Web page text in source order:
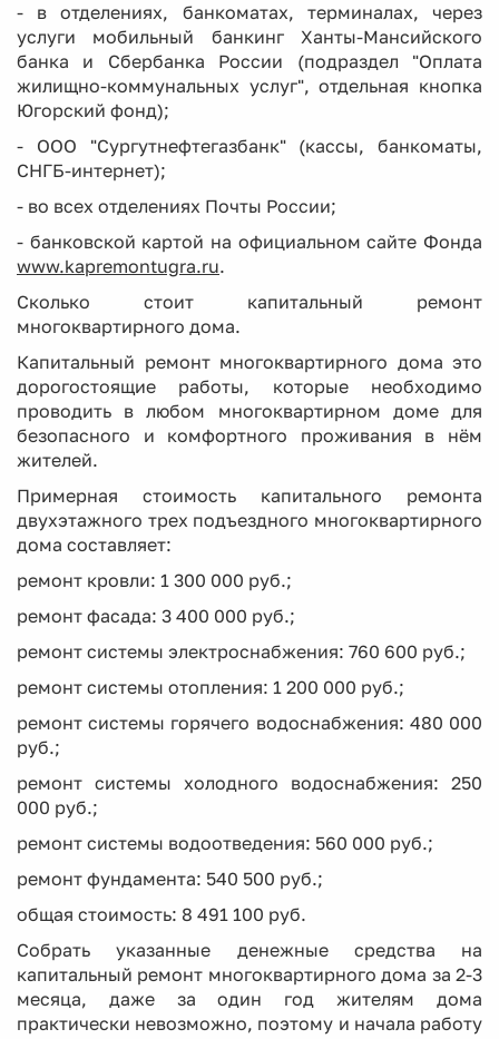
- в отделениях, банкоматах, терминалах, через
услуги мобильный банкинг Ханты-Мансийского
банка и Сбербанка России (подраздел "Оплата
жилищно-коммунальных услуг", отдельная кнопка
Югорский фонд);
- ООО "Сургутнефтегазбанк" (кассы, банкоматы,
СНГБ-интернет);
- во всех отделениях Почты России;
- банковской картой на официальном сайте Фонда
www.kapremontugra.ru.
Сколько стоит капитальный ремонт
многоквартирного дома.
Капитальный ремонт многоквартирного дома это
дорогостоящие работы, которые необходимо
проводить в любом многоквартирном доме для
безопасного и комфортного проживания в нём
жителей.
Примерная стоимость капитального ремонта
двухэтажного трех подъездного многоквартирного
дома составляет:
ремонт кровли: 1 300 000 руб.;
ремонт фасада: 3 400 000 руб.;
ремонт системы электроснабжения: 760 600 руб.;
ремонт системы отопления: 1 200 000 руб.;
ремонт системы горячего водоснабжения: 480 000
руб.;
ремонт системы холодного водоснабжения: 250
000 руб.;
ремонт системы водоотведения: 560 000 руб.;
ремонт фундамента: 540 500 руб.;
общая стоимость: 8 491 100 руб.
Собрать указанные денежные средства на
капитальный ремонт многоквартирного дома за 2-3
месяца, даже за один год жителям дома
практически невозможно, поэтому и начала работу